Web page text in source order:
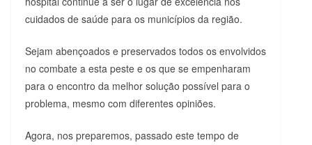
cuidados de saúde para os municípios da região.
Sejam abençoados e preservados todos os envolvidos
no combate a esta peste e os que se empenharam
para o encontro da melhor solução possível para o
problema, mesmo com diferentes opiniões.
Agora, nos preparemos, passado este tempo de